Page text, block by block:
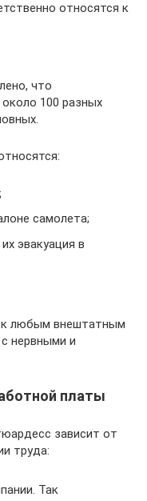
относятся к
что
100 разных
самолета;
эвакуация в
любым внештатным
нервными и
платы
зависит от
труда:
Так